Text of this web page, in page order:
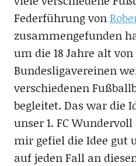
Federführung von
zusammengefunden
um die 18 Jahre alt
Bundesligavereinen
verschiedenen
begleitet. Das war die
unser 1. FC
mir gefiel die Idee gut
auf jeden Fall an